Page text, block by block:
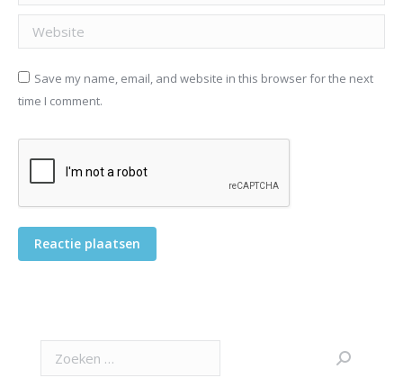
Website
Save my name, email, and website in this browser for the next
time I comment.
Reactie plaatsen
Search: